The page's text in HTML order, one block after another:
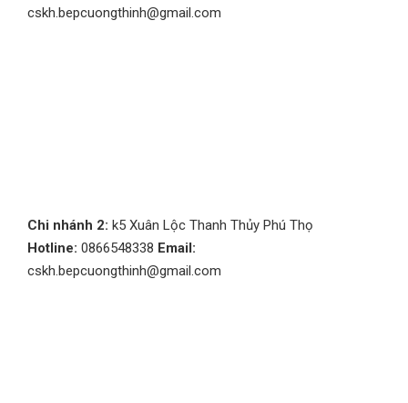
cskh.bepcuongthinh@gmail.com
Chi nhánh 2: k5 Xuân Lộc Thanh Thủy Phú Thọ
Hotline: 0866548338 Email:
cskh.bepcuongthinh@gmail.com